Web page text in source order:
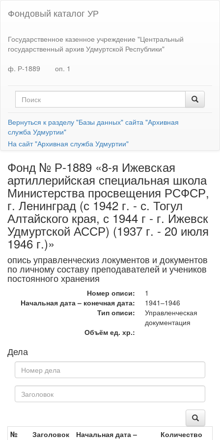
Фондовый каталог УР
Государственное казенное учреждение "Центральный
государственный архив Удмуртской Республики"
ф. Р-1889
оп. 1
Вернуться к разделу "Базы данных" сайта "Архивная
служба Удмуртии"
На сайт "Архивная служба Удмуртии"
Фонд № Р-1889 «8-я Ижевская
артиллерийская специальная школа
Министерства просвещения РСФСР,
г. Ленинград (с 1942 г. - с. Тогул
Алтайского края, с 1944 г - г. Ижевск
Удмуртской АССР) (1937 г. - 20 июля
1946 г.)»
опись управленческиз локументов и документов
по личному составу преподавателей и учеников
постоянного хранения
Номер описи:
1
Начальная дата – конечная дата:
1941–1946
Тип описи:
Управленческая
документация
Объём ед. хр.:
Дела
№
Заголовок
Начальная дата –
Количество